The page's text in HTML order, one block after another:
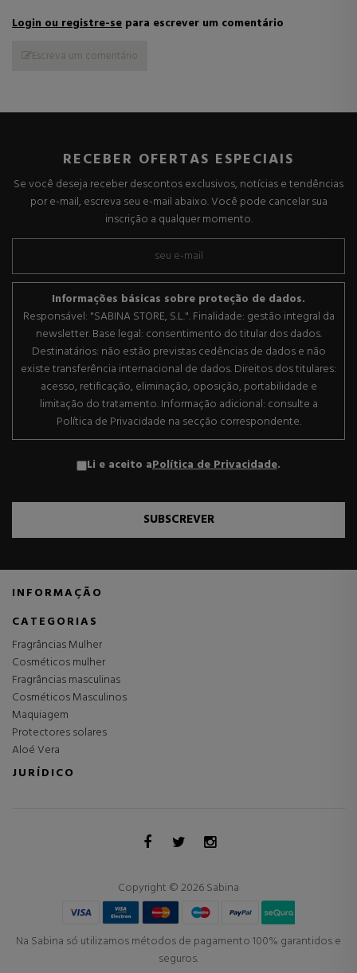
Login ou registre-se para escrever um comentário
Escreva um comentário
RECEBER OFERTAS ESPECIAIS
Se você deseja receber descontos exclusivos, notícias e tendências
por e-mail, escreva seu e-mail abaixo. Você pode cancelar sua
inscrição a qualquer momento.
Informações básicas sobre proteção de dados.
Responsável: "SABINA STORE, S.L.". Finalidade: gestão integral da
newsletter. Base legal: consentimento do titular dos dados.
Destinatários: não estão previstas cedências de dados e não
existe transferência internacional de dados. Direitos dos titulares:
acesso, retificação, eliminação, oposição, portabilidade e
limitação do tratamento. Informação adicional: consulte a
Política de Privacidade na secção correspondente.
Li e aceito aPolítica de Privacidade.
SUBSCREVER
INFORMAÇÃO
CATEGORIAS
Fragrâncias Mulher
Cosméticos mulher
Fragrâncias masculinas
Cosméticos Masculinos
Maquiagem
Protectores solares
Aloé Vera
JURÍDICO
Copyright © 2026 Sabina
Na Sabina só utilizamos métodos de pagamento 100% garantidos e
seguros.